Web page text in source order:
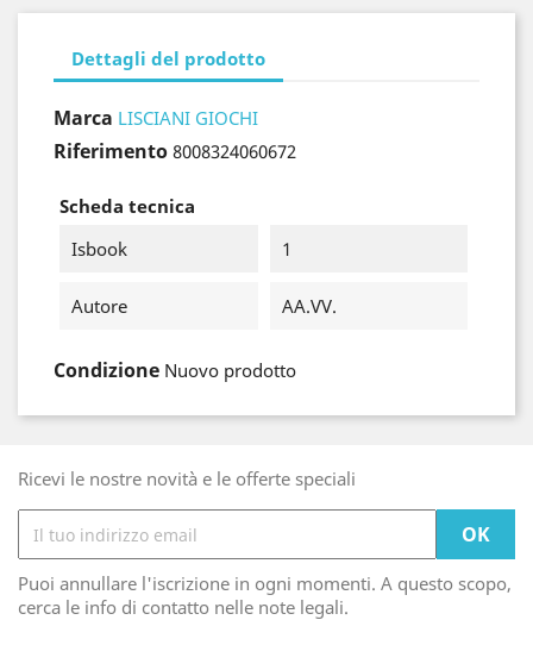
Dettagli del prodotto
Marca LISCIANI GIOCHI
Riferimento 8008324060672
Scheda tecnica
Isbook
1
Autore AA.VV.
Condizione Nuovo prodotto
Ricevi le nostre novità e le offerte speciali
Puoi annullare l'iscrizione in ogni momenti. A questo scopo,
cerca le info di contatto nelle note legali.